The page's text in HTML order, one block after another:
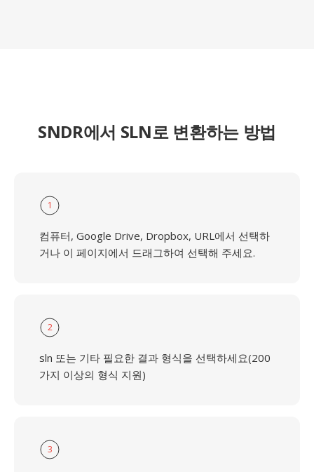
SNDR에서 SLN로 변환하는 방법
1
컴퓨터, Google Drive, Dropbox, URL에서 선택하
거나 이 페이지에서 드래그하여 선택해 주세요.
2
sln 또는 기타 필요한 결과 형식을 선택하세요(200
가지 이상의 형식 지원)
3